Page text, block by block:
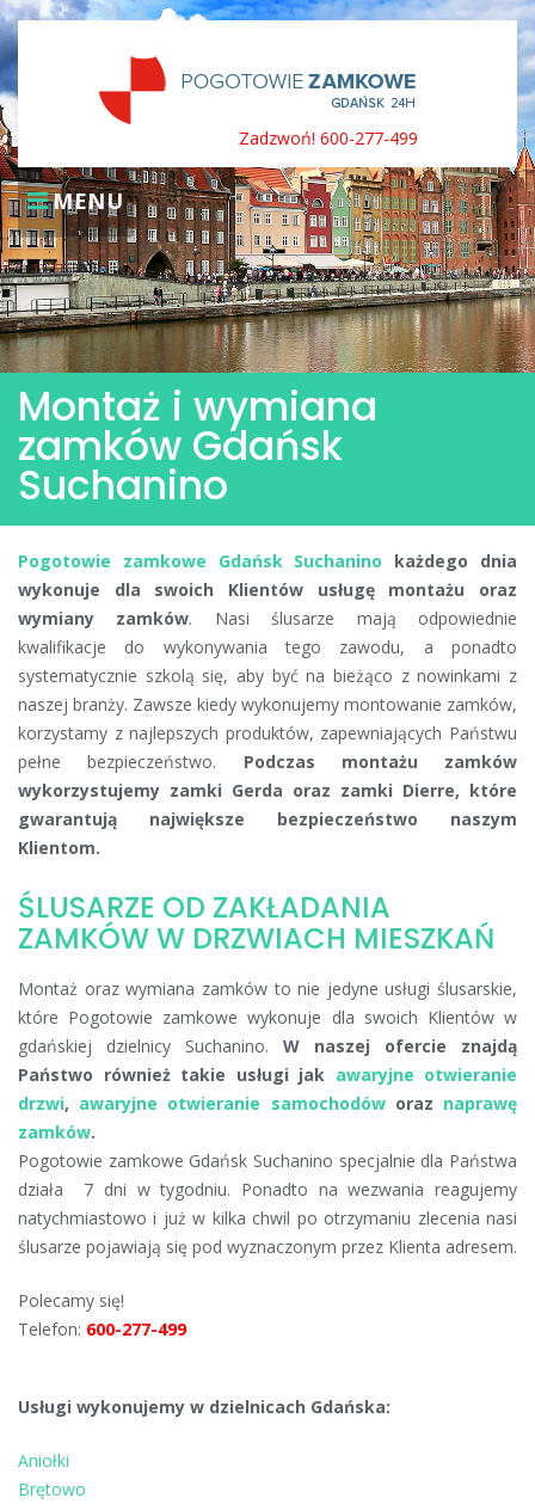
Skip
to
content
Zadzwoń! 600-277-499
MENU
Montaż i wymiana
zamków Gdańsk
Suchanino
Pogotowie zamkowe Gdańsk Suchanino każdego dnia
wykonuje dla swoich Klientów usługę montażu oraz
wymiany zamków. Nasi ślusarze mają odpowiednie
kwalifikacje do wykonywania tego zawodu, a ponadto
systematycznie szkolą się, aby być na bieżąco z nowinkami z
naszej branży. Zawsze kiedy wykonujemy montowanie zamków,
korzystamy z najlepszych produktów, zapewniających Państwu
pełne bezpieczeństwo. Podczas montażu zamków
wykorzystujemy zamki Gerda oraz zamki Dierre, które
gwarantują największe bezpieczeństwo naszym
Klientom.
ŚLUSARZE OD ZAKŁADANIA
ZAMKÓW W DRZWIACH MIESZKAŃ
Montaż oraz wymiana zamków to nie jedyne usługi ślusarskie,
które Pogotowie zamkowe wykonuje dla swoich Klientów w
gdańskiej dzielnicy Suchanino. W naszej ofercie znajdą
Państwo również takie usługi jak awaryjne otwieranie
drzwi, awaryjne otwieranie samochodóworaz naprawę
zamków.
Pogotowie zamkowe Gdańsk Suchanino specjalnie dla Państwa
działa 7 dni w tygodniu. Ponadto na wezwania reagujemy
natychmiastowo i już w kilka chwil po otrzymaniu zlecenia nasi
ślusarze pojawiają się pod wyznaczonym przez Klienta adresem.
Polecamy się!
Telefon: 600-277-499
Usługi wykonujemy w dzielnicach Gdańska:
Aniołki
Brętowo